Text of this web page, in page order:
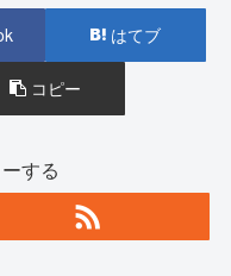
はてブ
コピー
する